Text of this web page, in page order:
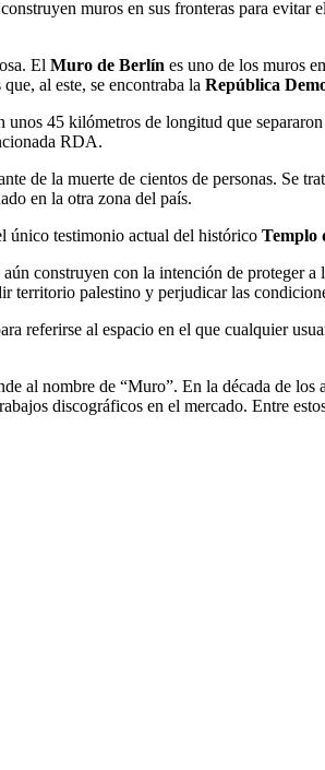
muros en sus fronteras para evitar
El Muro de Berlín es uno de los muros
al este, se encontraba la República
45 kilómetros de longitud que
RDA.
de la muerte de cientos de personas. Se
en la otra zona del país.
único testimonio actual del histórico Templo
construyen con la intención de proteger
territorio palestino y perjudicar las
referirse al espacio en el que cualquier
al nombre de “Muro”. En la década de
discográficos en el mercado. Entre